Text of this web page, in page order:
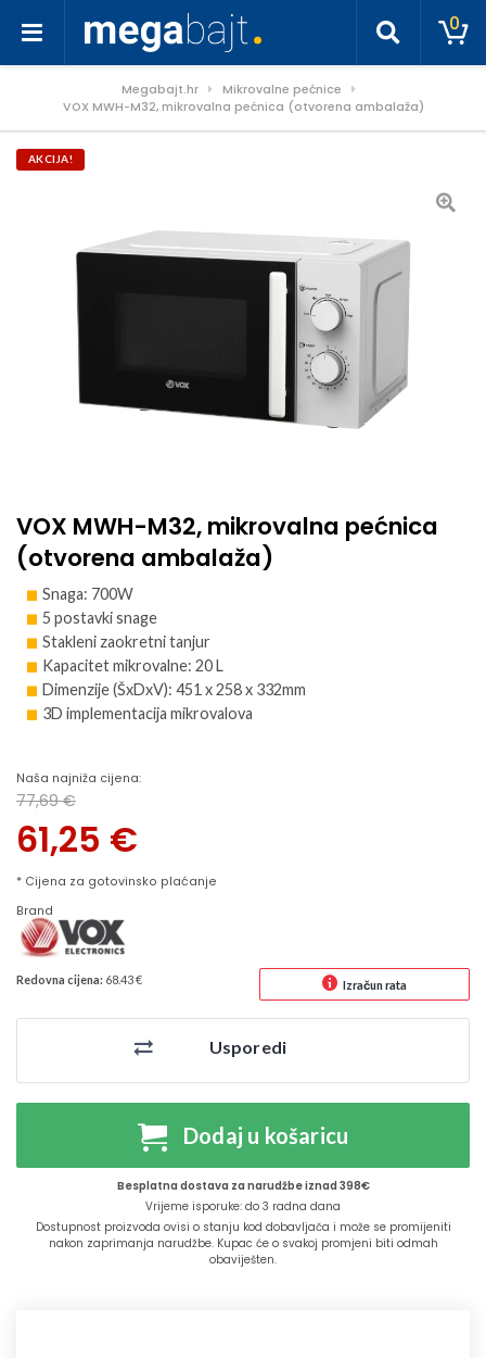
0
Megabajt.hr
Mikrovalne pećnice
VOX MWH-M32, mikrovalna pećnica (otvorena ambalaža)
AKCIJA!
VOX MWH-M32, mikrovalna pećnica
(otvorena ambalaža)
Snaga: 700W
5 postavki snage
Stakleni zaokretni tanjur
Kapacitet mikrovalne: 20 L
Dimenzije (ŠxDxV): 451 x 258 x 332mm
3D implementacija mikrovalova
Naša najniža cijena:
77,69€
Izvorna cijena bila je: 77,69 €.
61,25 €
Trenutna cijena je: 61,25 €.
* Cijena za gotovinsko plaćanje
Brand
Redovna cijena: 68.43 € Izračun rata
Usporedi
Dodaj u košaricu
Besplatna dostava za narudžbe iznad 398€
Vrijeme isporuke: do 3 radna dana
Dostupnost proizvoda ovisi o stanju kod dobavljača i može se promijeniti
nakon zaprimanja narudžbe. Kupac će o svakoj promjeni biti odmah
obaviješten.